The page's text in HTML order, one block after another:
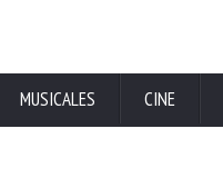
MUSICALES CINE